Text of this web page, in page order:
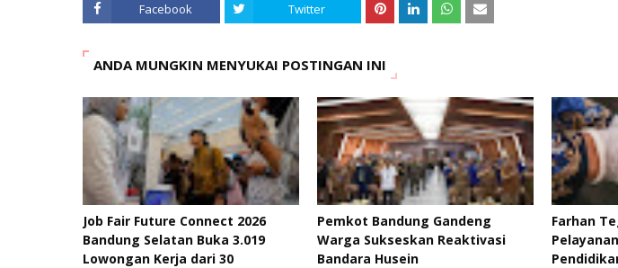
Facebook Twitter
ANDA MUNGKIN MENYUKAI POSTINGAN INI
Job Fair Future Connect 2026
Bandung Selatan Buka 3.019
Lowongan Kerja dari 30
Pemkot Bandung Gandeng
Warga Sukseskan Reaktivasi
Bandara Husein
Farhan